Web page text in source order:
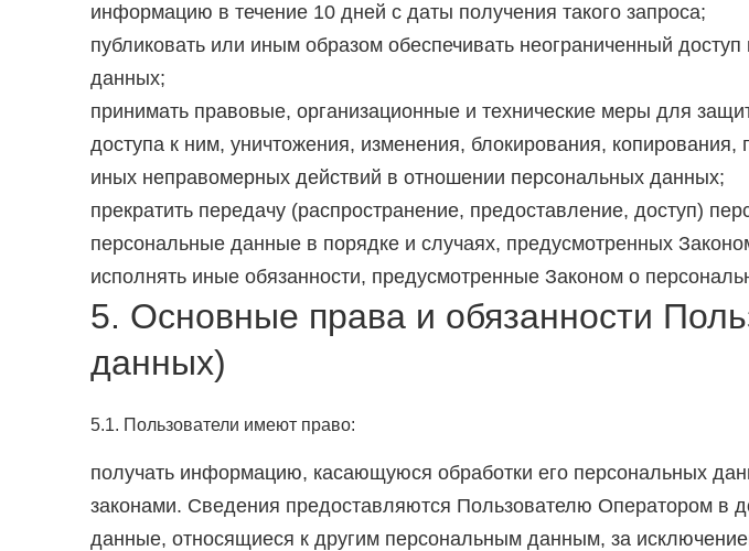
информацию в течение 10 дней с даты получения такого запроса;
публиковать или иным образом обеспечивать неограниченный
данных;
принимать правовые, организационные и технические меры для
доступа к ним, уничтожения, изменения, блокирования,
иных неправомерных действий в отношении персональных данных;
прекратить передачу (распространение, предоставление, доступ)
персональные данные в порядке и случаях, предусмотренных
исполнять иные обязанности, предусмотренные Законом о
5. Основные права и обязанности
данных)
5.1. Пользователи имеют право:
получать информацию, касающуюся обработки его персональных
законами. Сведения предоставляются Пользователю Оператором в
данные, относящиеся к другим персональным данным, за